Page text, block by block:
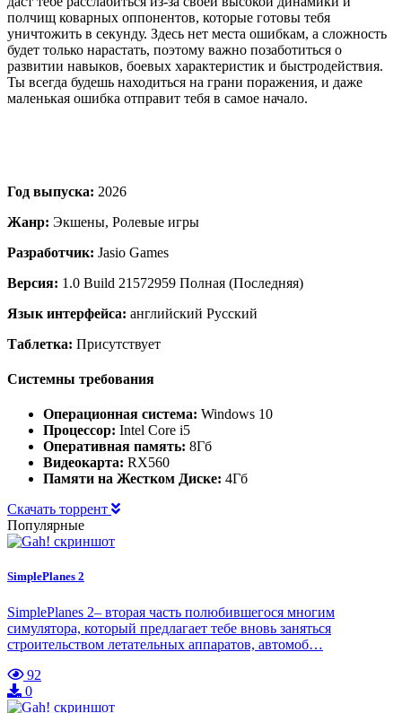
полчищ коварных оппонентов, которые готовы тебя
уничтожить в секунду. Здесь нет места ошибкам, а сложность
будет только нарастать, поэтому важно позаботиться о
развитии навыков, боевых характеристик и быстродействия.
Ты всегда будешь находиться на грани поражения, и даже
маленькая ошибка отправит тебя в самое начало.
Год выпуска: 2026
Жанр: Экшены, Ролевые игры
Разработчик: Jasio Games
Версия: 1.0 Build 21572959 Полная (Последняя)
Язык интерфейса: английский Русский
Таблетка: Присутствует
Системны требования
Операционная система: Windows 10
Процессор: Intel Core i5
Оперативная память: 8Гб
Видеокарта: RX560
Памяти на Жестком Диске: 4Гб
Скачать торрент
Популярные
SimplePlanes 2
SimplePlanes 2– вторая часть полюбившегося многим
симулятора, который предлагает тебе вновь заняться
строительством летательных аппаратов, автомоб…
92
0